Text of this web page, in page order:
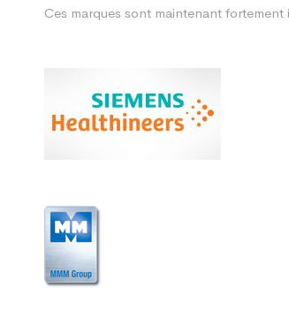
Ces marques sont maintenant